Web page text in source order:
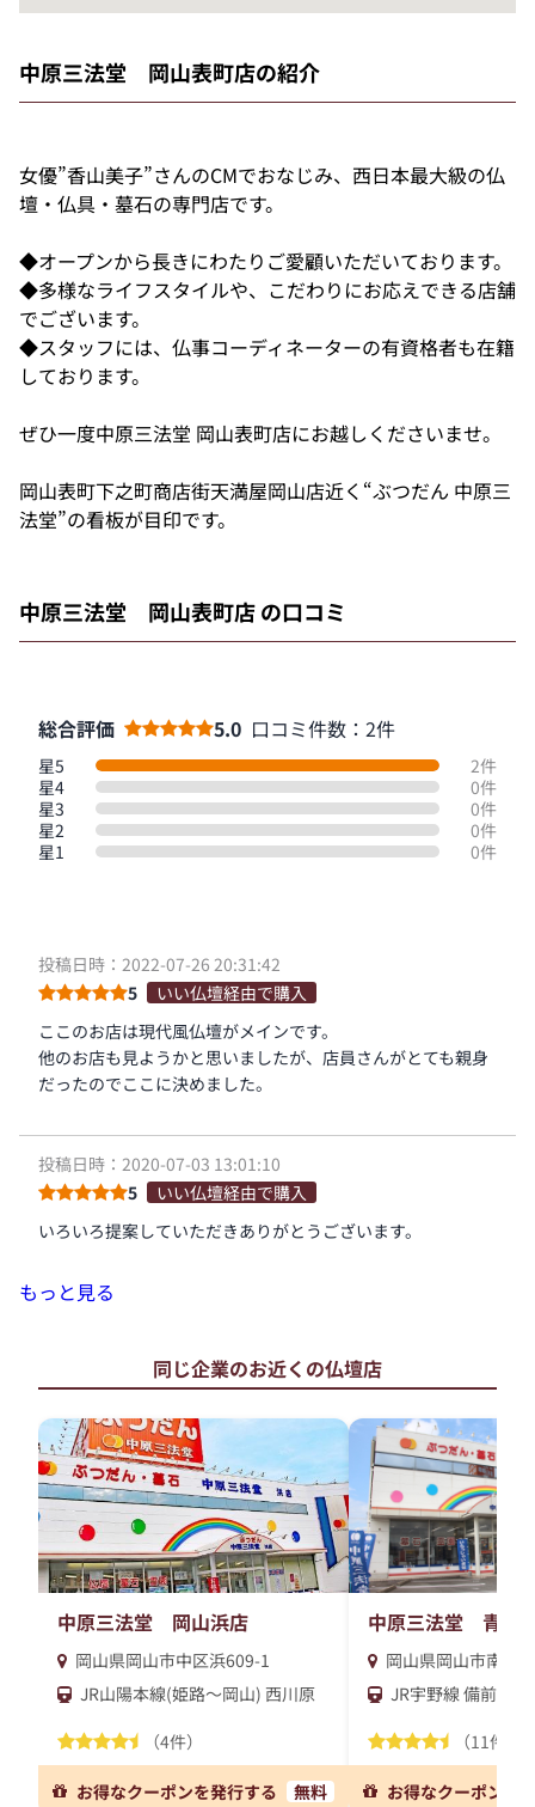
中原三法堂 岡山表町店の紹介
女優”香山美子”さんのCMでおなじみ、西日本最大級の仏
壇・仏具・墓石の専門店です。
◆オープンから長きにわたりご愛顧いただいております。
◆多様なライフスタイルや、こだわりにお応えできる店舗
でございます。
◆スタッフには、仏事コーディネーターの有資格者も在籍
しております。
ぜひ一度中原三法堂 岡山表町店にお越しくださいませ。
岡山表町下之町商店街天満屋岡山店近く“ぶつだん 中原三
法堂”の看板が目印です。
中原三法堂 岡山表町店 の口コミ
総合評価 5.0 口コミ件数：2件
星5
2件
星4
0件
星3
0件
星2
0件
星1
0件
投稿日時：2022-07-26 20:31:42
5
いい仏壇経由で購入
ここのお店は現代風仏壇がメインです。
他のお店も見ようかと思いましたが、店員さんがとても親身
だったのでここに決めました。
投稿日時：2020-07-03 13:01:10
5
いい仏壇経由で購入
いろいろ提案していただきありがとうございます。
もっと見る
同じ企業のお近くの仏壇店
中原三法堂 岡山浜店
岡山県岡山市中区浜609-1
JR山陽本線(姫路～岡山) 西川原
（4件）
お得なクーポンを発行する 無料
中原三法堂 青江
岡山県岡山市南区
JR宇野線 備前西市
（11件）
お得なクーポンを